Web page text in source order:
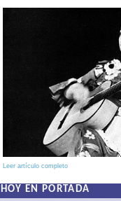
Leer artículo completo
HOY EN PORTADA